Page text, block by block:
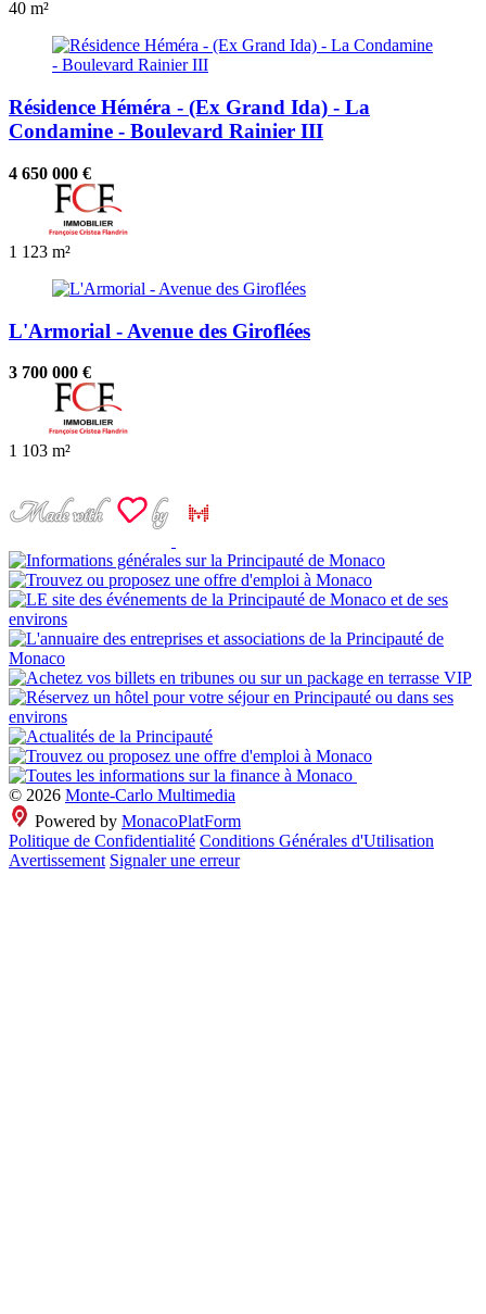
40 m²
Résidence Héméra - (Ex Grand Ida) - La
Condamine - Boulevard Rainier III
4 650 000 €
1 123 m²
L'Armorial - Avenue des Giroflées
3 700 000 €
1 103 m²
© 2026 Monte-Carlo Multimedia
Powered by MonacoPlatForm
Politique de Confidentialité Conditions Générales d'Utilisation
Avertissement Signaler une erreur